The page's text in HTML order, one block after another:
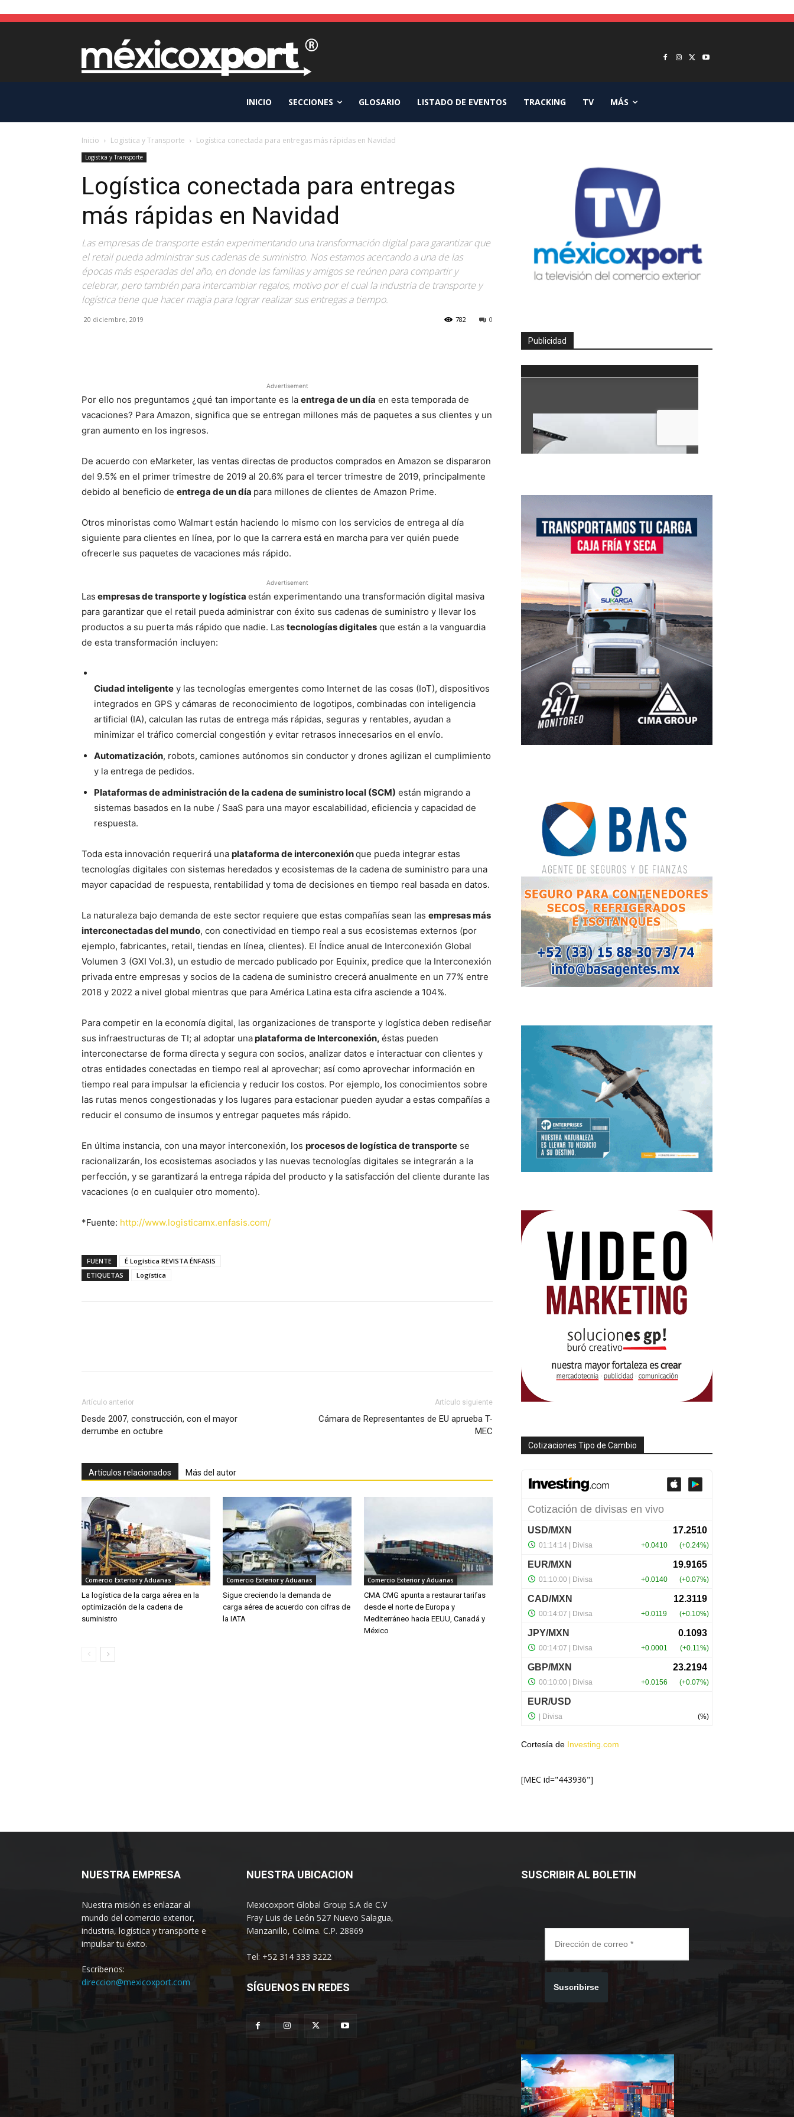
INICIO SECCIONES GLOSARIO LISTADO DE EVENTOS TRACKING TV MÁS
Inicio Logistica y Transporte Logística conectada para entregas más rápidas en Navidad
Logistica y Transporte
Logística conectada para entregas
más rápidas en Navidad
Las empresas de transporte están experimentando una transformación digital para garantizar que
el retail pueda administrar sus cadenas de suministro. Nos estamos acercando a una de las
épocas más esperadas del año, en donde las familias y amigos se reúnen para compartir y
celebrar, pero también para intercambiar regalos, motivo por el cual la industria de transporte y
logística tiene que hacer magia para lograr realizar sus entregas a tiempo.
20 diciembre, 2019 0
782
Advertisement
Por ello nos preguntamos ¿qué tan importante es la entrega de un día en esta temporada de
vacaciones? Para Amazon, significa que se entregan millones más de paquetes a sus clientes y un
gran aumento en los ingresos.
De acuerdo con eMarketer, las ventas directas de productos comprados en Amazon se dispararon
del 9.5% en el primer trimestre de 2019 al 20.6% para el tercer trimestre de 2019, principalmente
debido al beneficio de entrega de un día para millones de clientes de Amazon Prime.
Otros minoristas como Walmart están haciendo lo mismo con los servicios de entrega al día
siguiente para clientes en línea, por lo que la carrera está en marcha para ver quién puede
ofrecerle sus paquetes de vacaciones más rápido.
Advertisement
Las empresas de transporte y logística están experimentando una transformación digital masiva
para garantizar que el retail pueda administrar con éxito sus cadenas de suministro y llevar los
productos a su puerta más rápido que nadie. Las tecnologías digitales que están a la vanguardia
de esta transformación incluyen:
Ciudad inteligente y las tecnologías emergentes como Internet de las cosas (IoT), dispositivos
integrados en GPS y cámaras de reconocimiento de logotipos, combinadas con inteligencia
artificial (IA), calculan las rutas de entrega más rápidas, seguras y rentables, ayudan a
minimizar el tráfico comercial congestión y evitar retrasos innecesarios en el envío.
Automatización, robots, camiones autónomos sin conductor y drones agilizan el cumplimiento
y la entrega de pedidos.
Plataformas de administración de la cadena de suministro local (SCM) están migrando a
sistemas basados en la nube / SaaS para una mayor escalabilidad, eficiencia y capacidad de
respuesta.
Toda esta innovación requerirá una plataforma de interconexiónque pueda integrar estas
tecnologías digitales con sistemas heredados y ecosistemas de la cadena de suministro para una
mayor capacidad de respuesta, rentabilidad y toma de decisiones en tiempo real basada en datos.
La naturaleza bajo demanda de este sector requiere que estas compañías sean las empresas más
interconectadas del mundo, con conectividad en tiempo real a sus ecosistemas externos (por
ejemplo, fabricantes, retail, tiendas en línea, clientes). El Índice anual de Interconexión Global
Volumen 3 (GXI Vol.3), un estudio de mercado publicado por Equinix, predice que la Interconexión
privada entre empresas y socios de la cadena de suministro crecerá anualmente en un 77% entre
2018 y 2022 a nivel global mientras que para América Latina esta cifra asciende a 104%.
Para competir en la economía digital, las organizaciones de transporte y logística deben rediseñar
sus infraestructuras de TI; al adoptar unaplataforma de Interconexión, éstas pueden
interconectarse de forma directa y segura con socios, analizar datos e interactuar con clientes y
otras entidades conectadas en tiempo real al aprovechar; así como aprovechar información en
tiempo real para impulsar la eficiencia y reducir los costos. Por ejemplo, los conocimientos sobre
las rutas menos congestionadas y los lugares para estacionar pueden ayudar a estas compañías a
reducir el consumo de insumos y entregar paquetes más rápido.
En última instancia, con una mayor interconexión, los procesos de logística de transporte se
racionalizarán, los ecosistemas asociados y las nuevas tecnologías digitales se integrarán a la
perfección, y se garantizará la entrega rápida del producto y la satisfacción del cliente durante las
vacaciones (o en cualquier otro momento).
*Fuente: http://www.logisticamx.enfasis.com/
FUENTE
É Logística REVISTA ÉNFASIS
ETIQUETAS
Logística
Artículo anterior
Desde 2007, construcción, con el mayor
derrumbe en octubre
Artículo siguiente
Cámara de Representantes de EU aprueba T-
MEC
Artículos relacionados Más del autor
Comercio Exterior y Aduanas
La logística de la carga aérea en la
optimización de la cadena de
suministro
Comercio Exterior y Aduanas
Sigue creciendo la demanda de
carga aérea de acuerdo con cifras de
la IATA
Comercio Exterior y Aduanas
CMA CMG apunta a restaurar tarifas
desde el norte de Europa y
Mediterráneo hacia EEUU, Canadá y
México
Publicidad
Cotizaciones Tipo de Cambio
Cortesía de Investing.com
[MEC id="443936"]
NUESTRA EMPRESA
Nuestra misión es enlazar al
mundo del comercio exterior,
industria, logística y transporte e
impulsar tu éxito.
Escríbenos:
direccion@mexicoxport.com
NUESTRA UBICACION
Mexicoxport Global Group S.A de C.V
Fray Luis de León 527 Nuevo Salagua,
Manzanillo, Colima. C.P. 28869
Tel: +52 314 333 3222
SÍGUENOS EN REDES
SUSCRIBIR AL BOLETIN
Suscribirse